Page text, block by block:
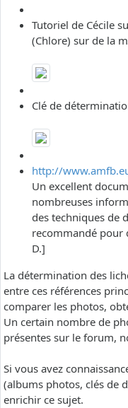
Tutoriel de Cécile
(Chlore) sur de la
Clé de
http://
Un excellent
nombreuses
des techniques de
recommandé pour
D.]
La détermination des
entre ces références
comparer les photos,
Un certain nombre de
présentes sur le forum,
Si vous avez
(albums photos, clés de
enrichir ce sujet.